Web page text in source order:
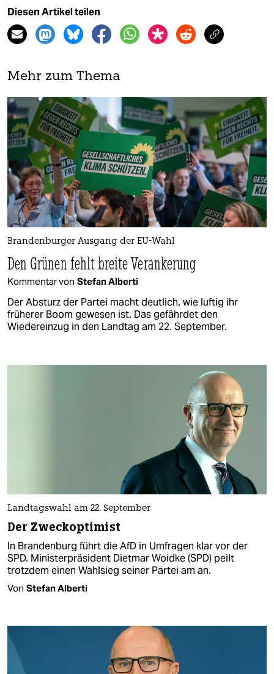
Diesen Artikel teilen
Mehr zum Thema
Brandenburger Ausgang der EU-Wahl
Den Grünen fehlt breite Verankerung
Kommentar von Stefan Alberti
Der Absturz der Partei macht deutlich, wie luftig ihr
früherer Boom gewesen ist. Das gefährdet den
Wiedereinzug in den Landtag am 22. September.
Landtagswahl am 22. September
Der Zweckoptimist
In Brandenburg führt die AfD in Umfragen klar vor der
SPD. Ministerpräsident Dietmar Woidke (SPD) peilt
trotzdem einen Wahlsieg seiner Partei am an.
Von Stefan Alberti